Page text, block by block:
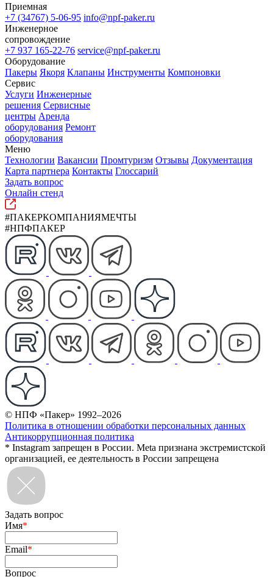
Приемная
+7 (34767) 5-06-95 info@npf-paker.ru
Инженерное
сопровождение
+7 937 165-22-76 service@npf-paker.ru
Оборудование
Пакеры Якоря Клапаны Инструменты Компоновки
Сервис
Услуги Инженерные
решения Сервисные
центры Аренда
оборудования Ремонт
оборудования
Меню
Технологии Вакансии Промтуризм Отзывы Документация
Карта партнера Контакты Глоссарий
Задать вопрос
Онлайн стенд
#ПАКЕРКОМПАНИЯМЕЧТЫ
#НПФПАКЕР
© НПФ «Пакер» 1992–2026
Политика в отношении обработки персональных данных
Антикоррупционная политика
* Instagram запрещен в России. Meta признана экстремистской
организацией, ее деятельность в России запрещена
Задать вопрос
Имя*
Email*
Вопрос